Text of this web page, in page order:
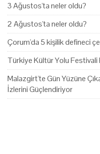
3 Ağustos'ta neler oldu?
2 Ağustos'ta neler oldu?
Çorum'da 5 kişilik defineci
Türkiye Kültür Yolu Festivali
Malazgirt'te Gün Yüzüne
İzlerini Güçlendiriyor